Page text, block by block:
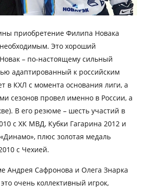
приобретение Филипа Новака
Это хороший
– по-настоящему сильный
адаптированный к российским
в КХЛ с момента основания лиги, а
сезонов провел именно в России, а
В его резюме – шесть участий в
с ХК МВД, Кубки Гагарина 2012 и
плюс золотая медаль
с Чехией.
Андрея Сафронова и Олега Знарка
очень коллективный игрок,